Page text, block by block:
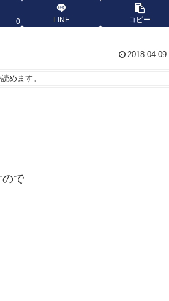
0 LINE コピー
2018.04.09
めます。
ので